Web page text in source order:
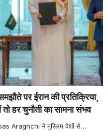
पर ईरान की प्रतिक्रिया,
हर चुनौती का सामना संभव
Araghchi ने मुस्लिम देशों से…